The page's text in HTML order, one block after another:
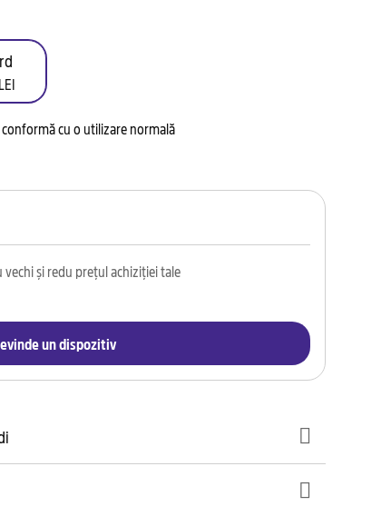
cu o utilizare normală
și redu prețul achiziției tale
un dispozitiv